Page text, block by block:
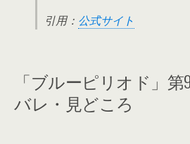
引用： 公式サイト
「ブルーピリオド」
バレ・見どころ